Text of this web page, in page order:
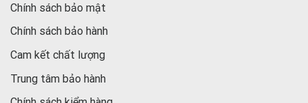
Chính sách bảo mật
Chính sách bảo hành
Cam kết chất lượng
Trung tâm bảo hành